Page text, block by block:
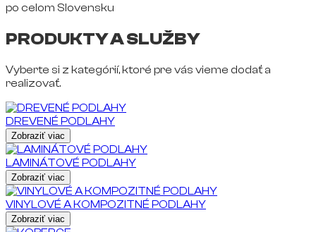
po celom Slovensku
PRODUKTY A SLUŽBY
Vyberte si z kategórií, ktoré pre vás vieme dodať a
realizovať.
DREVENÉ PODLAHY
Zobraziť viac
LAMINÁTOVÉ PODLAHY
Zobraziť viac
VINYLOVÉ A KOMPOZITNÉ PODLAHY
Zobraziť viac